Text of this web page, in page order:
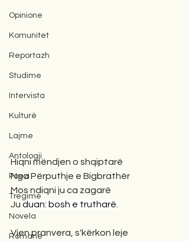
Opinione
Komunitet
Reportazh
Studime
Intervista
Kulturë
Lajme
Antologji
Poezi
Tregime
Novela
Romane
Hiqni mëndjen o shqiptarë
Nga Përputhje e Bigbrathër
Mos ndiqni ju ca zagarë
Ju duan: bosh e trutharë.
Vjen pranvera, s'kërkon leje